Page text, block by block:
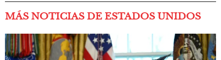
MÁS NOTICIAS DE ESTADOS UNIDOS